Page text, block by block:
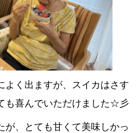
よく出ますが、スイカはさす
も喜んでいただけました☆彡
が、とても甘くて美味しかっ